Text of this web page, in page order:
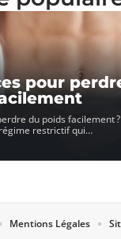
pour
du poids facilement
restrictif qui…
Mentions Légales